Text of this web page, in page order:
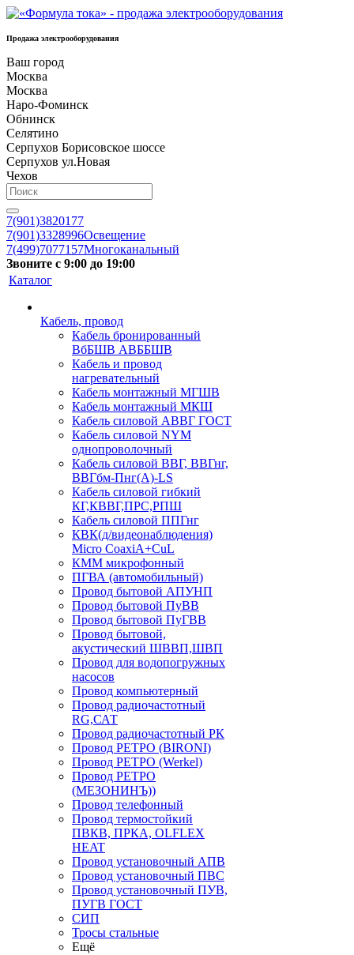
Продажа электрооборудования
Ваш город
Москва
Москва
Наро-Фоминск
Обнинск
Селятино
Серпухов Борисовское шоссе
Серпухов ул.Новая
Чехов
7(901)3820177
7(901)3328996Освещение
7(499)7077157Многоканальный
Звоните с 9:00 до 19:00
Каталог
Кабель, провод
Кабель бронированный
ВбБШВ АВББШВ
Кабель и провод
нагревательный
Кабель монтажный МГШВ
Кабель монтажный МКШ
Кабель силовой АВВГ ГОСТ
Кабель силовой NYM
однопроволочный
Кабель силовой ВВГ, ВВГнг,
ВВГбм-Пнг(А)-LS
Кабель силовой гибкий
КГ,КВВГ,ПРС,РПШ
Кабель силовой ППГнг
КВК(д/видеонаблюдения)
Micro CoaxiA+CuL
КММ микрофонный
ПГВА (автомобильный)
Провод бытовой АПУНП
Провод бытовой ПуВВ
Провод бытовой ПуГВВ
Провод бытовой,
акустический ШВВП,ШВП
Провод для водопогружных
насосов
Провод компьютерный
Провод радиочастотный
RG,САТ
Провод радиочастотный РК
Провод РЕТРО (BIRONI)
Провод РЕТРО (Werkel)
Провод РЕТРО
(МЕЗОНИНЪ))
Провод телефонный
Провод термостойкий
ПВКВ, ПРКА, OLFLEX
HEAT
Провод установочный АПВ
Провод установочный ПВС
Провод установочный ПУВ,
ПУГВ ГОСТ
СИП
Тросы стальные
Ещё